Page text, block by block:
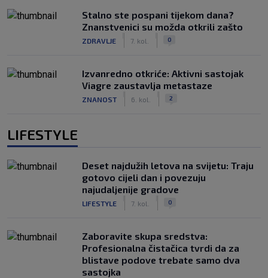
Stalno ste pospani tijekom dana?
Znanstvenici su možda otkrili zašto
ZDRAVLJE 7. kol. 0
Izvanredno otkriće: Aktivni sastojak
Viagre zaustavlja metastaze
ZNANOST 6. kol. 2
LIFESTYLE
Deset najdužih letova na svijetu: Traju
gotovo cijeli dan i povezuju
najudaljenije gradove
LIFESTYLE 7. kol. 0
Zaboravite skupa sredstva:
Profesionalna čistačica tvrdi da za
blistave podove trebate samo dva
sastojka